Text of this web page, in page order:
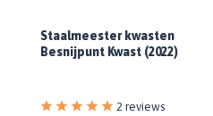
Staalmeester kwasten
Besnijpunt Kwast (2022)
2 reviews